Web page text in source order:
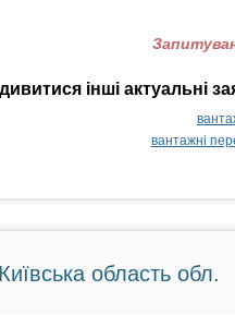
інші актуальні
вантажні
область обл.